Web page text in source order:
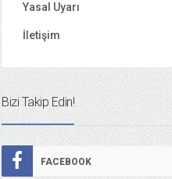
Yasal Uyarı
İletişim
Bizi Takip Edin!
FACEBOOK